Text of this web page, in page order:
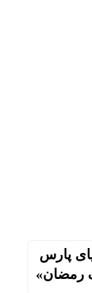
پارس
رمضان»